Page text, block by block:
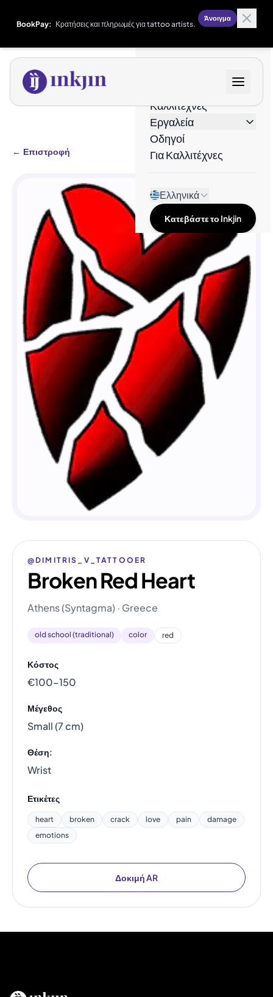
BookPay: Κρατήσεις και πληρωμές για tattoo artists.
Άνοιγμα
Καλλιτέχνες
Εργαλεία
Οδηγοί
Για Καλλιτέχνες
Ελληνικά
Κατεβάστε το Inkjin
← Επιστροφή
@DIMITRIS_V_TATTOOER
Broken Red Heart
Athens (Syntagma) · Greece
old school (traditional) color red
Κόστος
€100–150
Μέγεθος
Small (7 cm)
Θέση:
Wrist
Ετικέτες
heart broken crack love pain
damage
emotions
Δοκιμή AR